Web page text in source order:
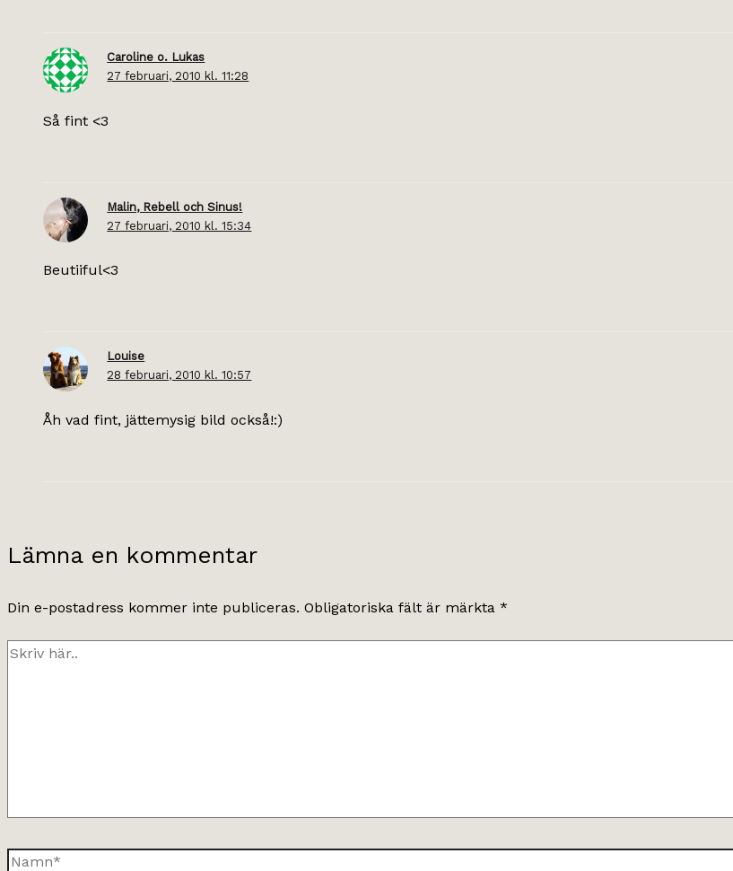
Caroline o. Lukas
27 februari, 2010 kl. 11:28
Så fint <3
Malin, Rebell och Sinus!
27 februari, 2010 kl. 15:34
Beutiiful<3
Louise
28 februari, 2010 kl. 10:57
Åh vad fint, jättemysig bild också!:)
Lämna en kommentar
Din e-postadress kommer inte publiceras. Obligatoriska fält är märkta *
Skriv
Namn*